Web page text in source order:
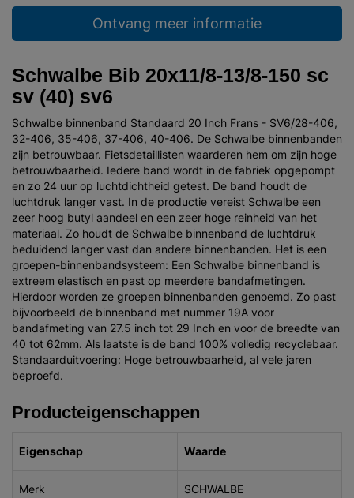
Ontvang meer informatie
Schwalbe Bib 20x11/8-13/8-150 sc
sv (40) sv6
Schwalbe binnenband Standaard 20 Inch Frans - SV6/28-406,
32-406, 35-406, 37-406, 40-406. De Schwalbe binnenbanden
zijn betrouwbaar. Fietsdetaillisten waarderen hem om zijn hoge
betrouwbaarheid. Iedere band wordt in de fabriek opgepompt
en zo 24 uur op luchtdichtheid getest. De band houdt de
luchtdruk langer vast. In de productie vereist Schwalbe een
zeer hoog butyl aandeel en een zeer hoge reinheid van het
materiaal. Zo houdt de Schwalbe binnenband de luchtdruk
beduidend langer vast dan andere binnenbanden. Het is een
groepen-binnenbandsysteem: Een Schwalbe binnenband is
extreem elastisch en past op meerdere bandafmetingen.
Hierdoor worden ze groepen binnenbanden genoemd. Zo past
bijvoorbeeld de binnenband met nummer 19A voor
bandafmeting van 27.5 inch tot 29 Inch en voor de breedte van
40 tot 62mm. Als laatste is de band 100% volledig recyclebaar.
Standaarduitvoering: Hoge betrouwbaarheid, al vele jaren
beproefd.
Producteigenschappen
Eigenschap Waarde
Merk SCHWALBE